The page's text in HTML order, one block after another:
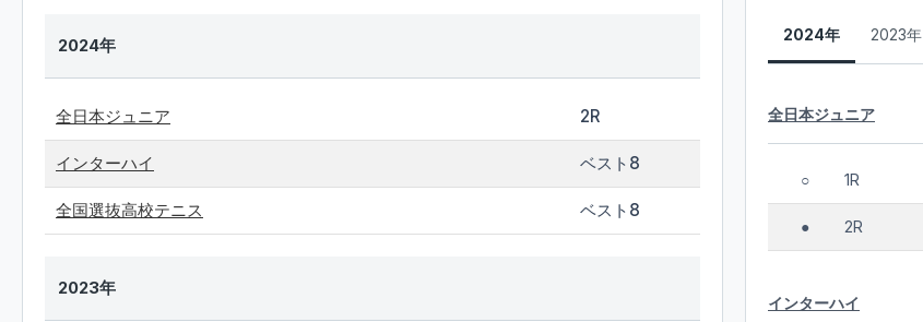
2024年
全日本ジュニア 2R
インターハイ ベスト8
全国選抜高校テニス ベスト8
2023年
2024年 2023年
全日本ジュニア
○ 1R
● 2R
インターハイ